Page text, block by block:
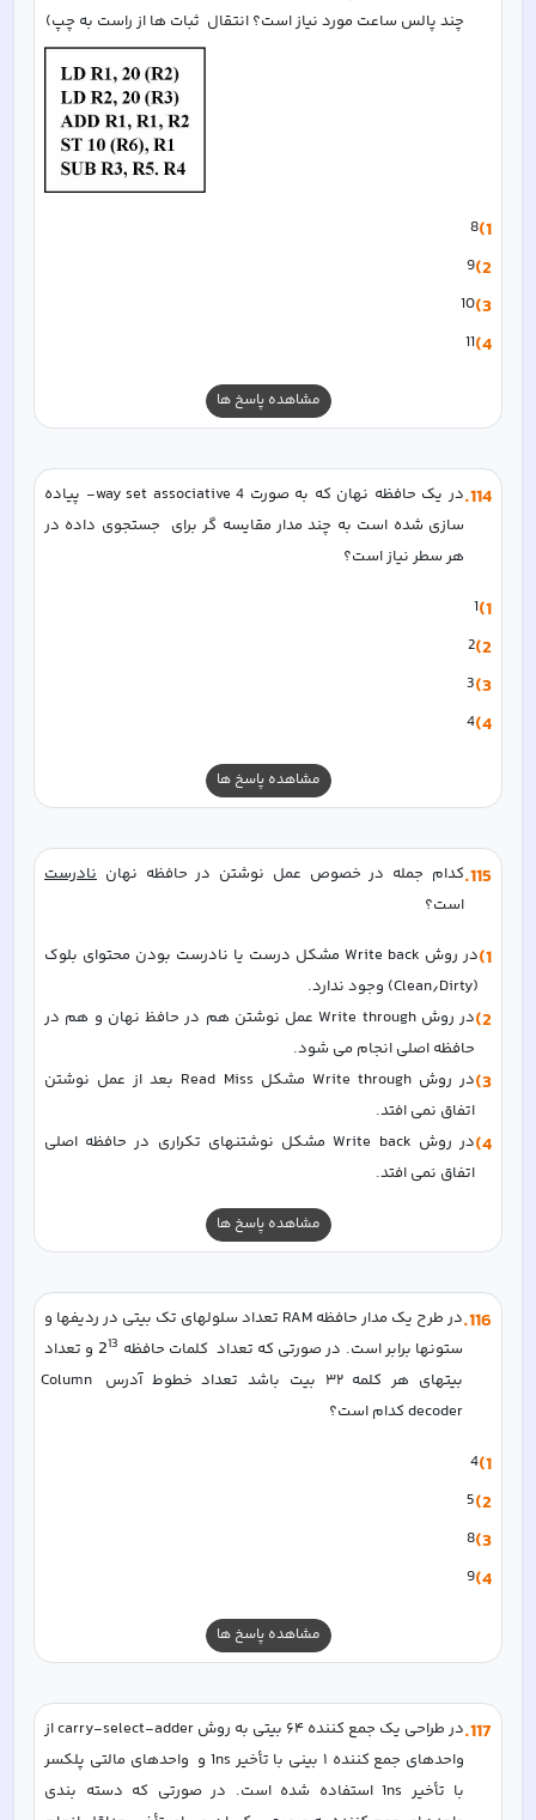
چند پالس ساعت مورد نیاز است؟ انتقال  ثبات ها از راست به چپ)
1)
8
2)
9
3)
10
4)
11
مشاهده پاسخ ها
114
.
هر سطر نیاز است؟
1)
1
2)
2
3)
3
4)
4
مشاهده پاسخ ها
115
.کدام جمله در خصوص عمل نوشتن در حافظه نهان نادرست
است؟
1)
(Clean٫Dirty) وجود ندارد.
2)
حافظه اصلی انجام می شود.
3)
اتفاق نمی افتد.
4)
اتفاق نمی افتد.
مشاهده پاسخ ها
116
.
ستونها برابر است. در صورتی که تعداد  كلمات حافظه
213
بیتهای هر کلمه ۳۲ بیت باشد تعداد خطوط آدرس Column
decoder کدام است؟
1)
4
2)
5
3)
8
4)
9
مشاهده پاسخ ها
117
.